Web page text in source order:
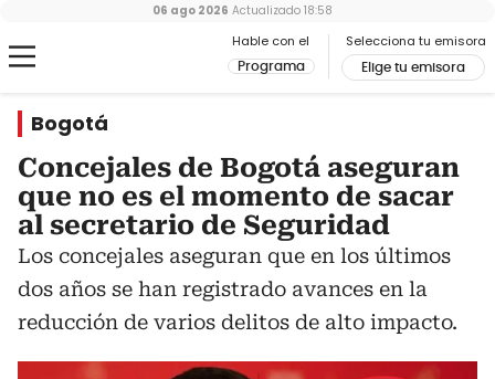
Hable con el
Programa
Selecciona tu emisora
Elige tu emisora
06 ago 2026 Actualizado 18:58
Bogotá
Concejales de Bogotá aseguran
que no es el momento de sacar
al secretario de Seguridad
Los concejales aseguran que en los últimos
dos años se han registrado avances en la
reducción de varios delitos de alto impacto.